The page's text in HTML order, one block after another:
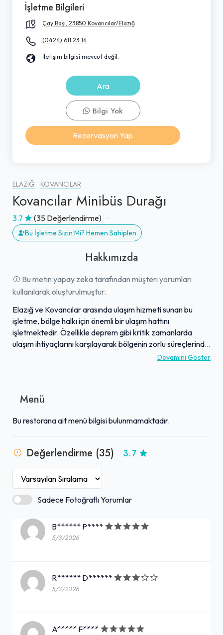
ELAZIĞ KOVANCILAR
Kovancılar Minibüs Durağı
3.7 (35 Değerlendirme)
Bu İşletme Sizin Mi? Hemen Sahiplen
Hakkımızda
Bu metin yapay zeka tarafından müşteri yorumları
kullanılarak oluşturulmuştur.
Elazığ ve Kovancılar arasında ulaşım hizmeti sunan bu
işletme, bölge halkı için önemli bir ulaşım hattını
işletmektedir. Özellikle deprem gibi kritik zamanlarda
ulaşım ihtiyaçlarını karşılayarak bölgenin zorlu süreçlerinde
destekleyici bir rol oynamıştır. İşletme bünyesindeki ekibin
olarak işlevsel bir hizmet sağlamaktadır. Yolcuların Elazığ-
amaçlayan bir yapıya sahiptir.
Devamını Göster
Menü
Bu restorana ait menü bilgisi bulunmamaktadır.
Değerlendirme (35) 3.7
Sadece Fotoğraflı Yorumlar
B****** P****
5/3/2026
R****** D******
5/3/2026
A***** F****
İşletme Bilgileri
Çay Başı, 23850 Kovancılar/Elazığ
(0424) 611 23 14
İletişim bilgisi mevcut değil.
Ara
Bilgi Yok
Rezervasyon Yap